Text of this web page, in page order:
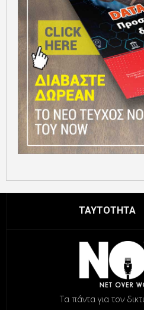
ΤΑΥΤΟΤΗΤΑ
Τα πάντα για τον